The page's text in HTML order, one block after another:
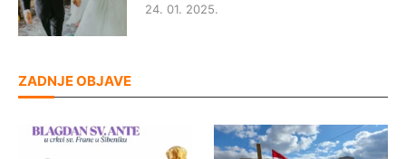
24. 01. 2025.
ZADNJE OBJAVE